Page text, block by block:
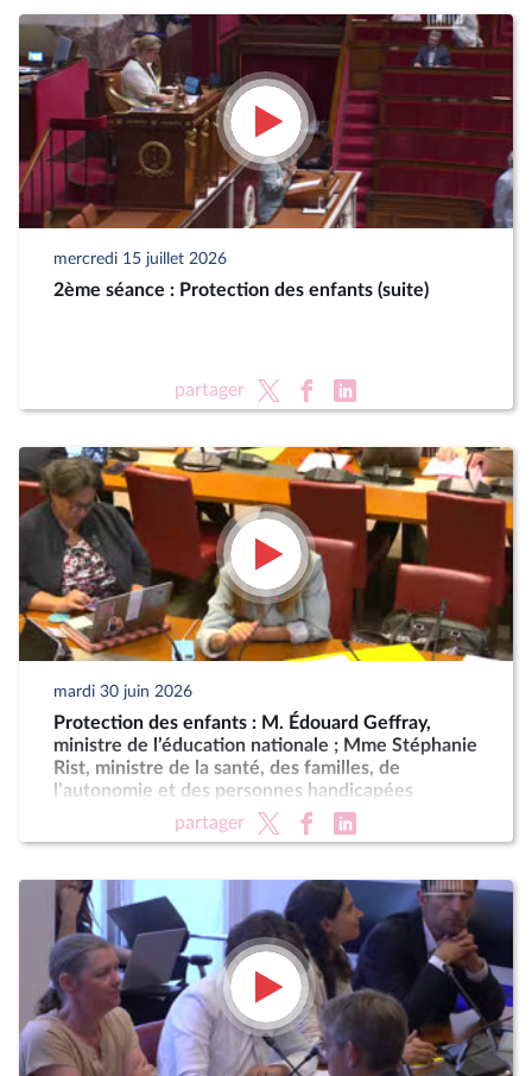
mercredi 15 juillet 2026
2ème séance : Protection des enfants (suite)
partager
mardi 30 juin 2026
Protection des enfants : M. Édouard Geffray,
ministre de l’éducation nationale ; Mme Stéphanie
Rist, ministre de la santé, des familles, de
l’autonomie et des personnes handicapées
partager